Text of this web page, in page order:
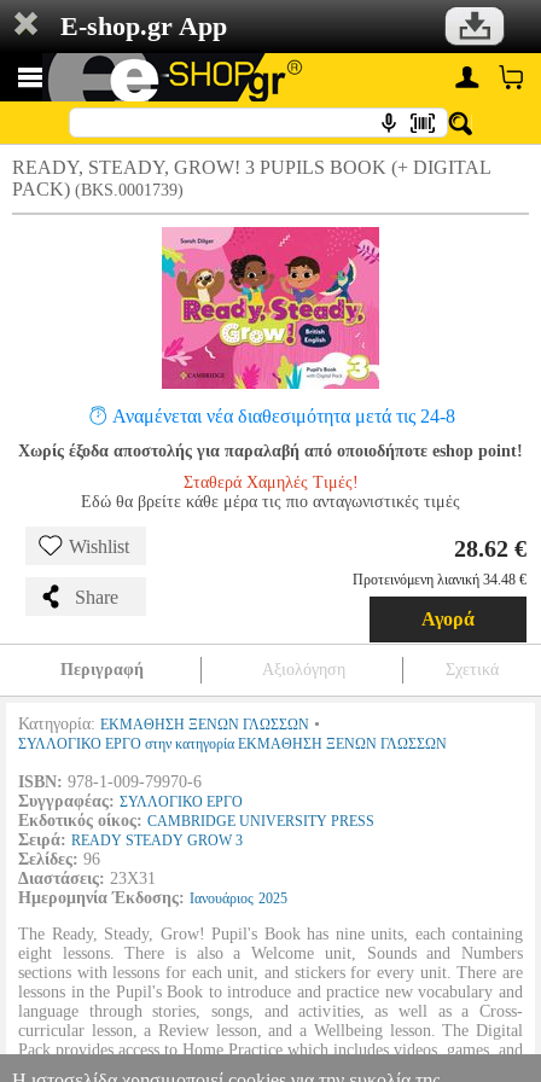
E-shop.gr App
READY, STEADY, GROW! 3 PUPILS BOOK (+ DIGITAL
PACK) (BKS.0001739)
Αναμένεται νέα διαθεσιμότητα μετά τις 24-8
Χωρίς έξοδα αποστολής για παραλαβή από οποιοδήποτε eshop point!
Σταθερά Χαμηλές Τιμές!
Εδώ θα βρείτε κάθε μέρα τις πιο ανταγωνιστικές τιμές
Wishlist
Share
28.62 €
Προτεινόμενη λιανική 34.48 €
Αγορά
Περιγραφή Αξιολόγηση Σχετικά
Κατηγορία: ΕΚΜΑΘΗΣΗ ΞΕΝΩΝ ΓΛΩΣΣΩΝ •
ΣΥΛΛΟΓΙΚΟ ΕΡΓΟ στην κατηγορία ΕΚΜΑΘΗΣΗ ΞΕΝΩΝ ΓΛΩΣΣΩΝ
ISBN: 978-1-009-79970-6
Συγγραφέας: ΣΥΛΛΟΓΙΚΟ ΕΡΓΟ
Εκδοτικός οίκος: CAMBRIDGE UNIVERSITY PRESS
Σειρά: READY STEADY GROW 3
Σελίδες: 96
Διαστάσεις: 23Χ31
Ημερομηνία Έκδοσης: Ιανουάριος 2025
The Ready, Steady, Grow! Pupil's Book has nine units, each containing
eight lessons. There is also a Welcome unit, Sounds and Numbers
sections with lessons for each unit, and stickers for every unit. There are
lessons in the Pupil's Book to introduce and practice new vocabulary and
language through stories, songs, and activities, as well as a Cross-
curricular lesson, a Review lesson, and a Wellbeing lesson. The Digital
Pack provides access to Home Practice which includes videos, games, and
worksheets for fun and learning at home. It is full-colour and has a spiral